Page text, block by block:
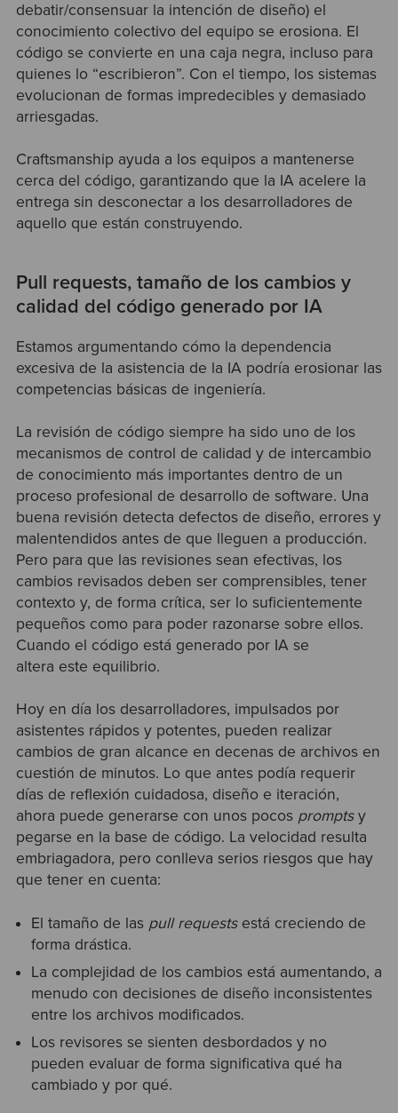
debatir/consensuar la intención de diseño) el
conocimiento colectivo del equipo se erosiona. El
código se convierte en una caja negra, incluso para
quienes lo “escribieron”. Con el tiempo, los sistemas
evolucionan de formas impredecibles y demasiado
arriesgadas.
Craftsmanship ayuda a los equipos a mantenerse
cerca del código, garantizando que la IA acelere la
entrega sin desconectar a los desarrolladores de
aquello que están construyendo.
Pull requests, tamaño de los cambios y
calidad del código generado por IA
Estamos argumentando cómo la dependencia
excesiva de la asistencia de la IA podría erosionar las
competencias básicas de ingeniería.
La revisión de código siempre ha sido uno de los
mecanismos de control de calidad y de intercambio
de conocimiento más importantes dentro de un
proceso profesional de desarrollo de software. Una
buena revisión detecta defectos de diseño, errores y
malentendidos antes de que lleguen a producción.
Pero para que las revisiones sean efectivas, los
cambios revisados deben ser comprensibles, tener
contexto y, de forma crítica, ser lo suficientemente
pequeños como para poder razonarse sobre ellos.
Cuando el código está generado por IA se
altera este equilibrio.
Hoy en día los desarrolladores, impulsados por
asistentes rápidos y potentes, pueden realizar
cambios de gran alcance en decenas de archivos en
cuestión de minutos. Lo que antes podía requerir
días de reflexión cuidadosa, diseño e iteración,
ahora puede generarse con unos pocos promptsy
pegarse en la base de código. La velocidad resulta
embriagadora, pero conlleva serios riesgos que hay
que tener en cuenta:
El tamaño de las pull requestsestá creciendo de
forma drástica.
La complejidad de los cambios está aumentando, a
menudo con decisiones de diseño inconsistentes
entre los archivos modificados.
Los revisores se sienten desbordados y no
pueden evaluar de forma significativa qué ha
cambiado y por qué.